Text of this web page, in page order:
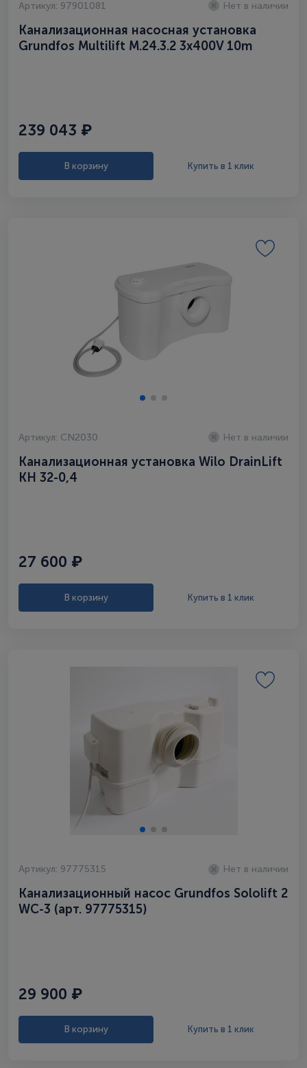
Артикул: 97901081 Нет в наличии
Канализационная насосная установка
Grundfos Multilift M.24.3.2 3x400V 10m
239 043 ₽
В корзину Купить в 1 клик
Артикул: CN2030 Нет в наличии
Канализационная установка Wilo DrainLift
KH 32-0,4
27 600 ₽
В корзину Купить в 1 клик
Артикул: 97775315 Нет в наличии
Канализационный насос Grundfos Sololift 2
WC-3 (арт. 97775315)
29 900 ₽
В корзину Купить в 1 клик